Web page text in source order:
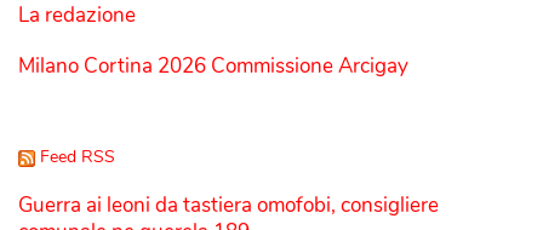
La redazione
Milano Cortina 2026 Commissione Arcigay
Feed RSS
Guerra ai leoni da tastiera omofobi, consigliere